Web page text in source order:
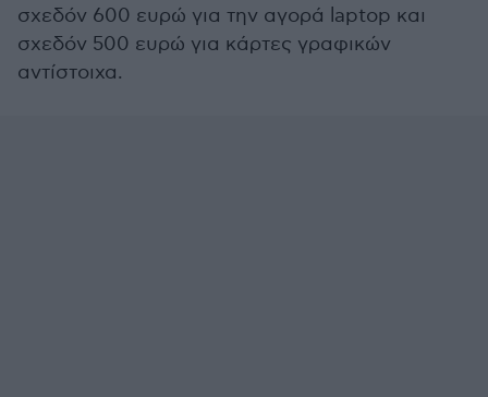
σχεδόν 600 ευρώ για την αγορά laptop και
σχεδόν 500 ευρώ για κάρτες γραφικών
αντίστοιχα.